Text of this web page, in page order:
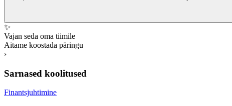
✨
Vajan seda oma tiimile
Aitame koostada päringu
›
Sarnased koolitused
Finantsjuhtimine